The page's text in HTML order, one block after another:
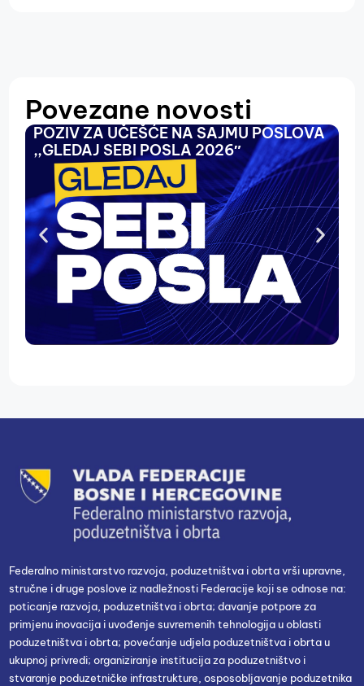
Povezane novosti
POZIV ZA UČEŠĆE NA SAJMU POSLOVA
,,GLEDAJ SEBI POSLA 2026″
Federalno ministarstvo razvoja, poduzetništva i obrta vrši upravne,
stručne i druge poslove iz nadležnosti Federacije koji se odnose na:
poticanje razvoja, poduzetništva i obrta; davanje potpore za
primjenu inovacija i uvođenje suvremenih tehnologija u oblasti
poduzetništva i obrta; povećanje udjela poduzetništva i obrta u
ukupnoj privredi; organiziranje institucija za poduzetništvo i
stvaranje poduzetničke infrastrukture, osposobljavanje poduzetnika